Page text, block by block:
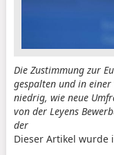
Die Zustimmung zur
gespalten und in
niedrig, wie neue
von der Leyens
der
Dieser Artikel